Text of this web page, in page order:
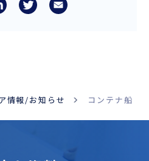
情報/お知らせ コンテナ船「